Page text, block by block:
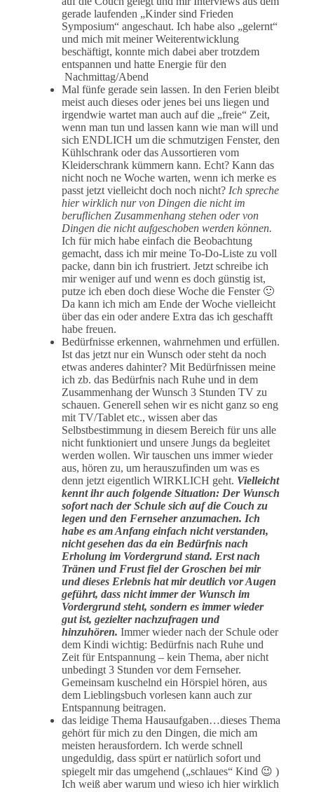
gerade laufenden „Kinder sind Frieden
Symposium“ angeschaut. Ich habe also „gelernt“
und mich mit meiner Weiterentwicklung
beschäftigt, konnte mich dabei aber trotzdem
entspannen und hatte Energie für den
Nachmittag/Abend
Mal fünfe gerade sein lassen. In den Ferien bleibt
meist auch dieses oder jenes bei uns liegen und
irgendwie wartet man auch auf die „freie“ Zeit,
wenn man tun und lassen kann wie man will und
sich ENDLICH um die schmutzigen Fenster, den
Kühlschrank oder das Aussortieren vom
Kleiderschrank kümmern kann. Echt? Kann das
nicht noch ne Woche warten, wenn ich merke es
passt jetzt vielleicht doch noch nicht? Ich spreche
hier wirklich nur von Dingen die nicht im
beruflichen Zusammenhang stehen oder von
Dingen die nicht aufgeschoben werden können.
Ich für mich habe einfach die Beobachtung
gemacht, dass ich mir meine To-Do-Liste zu voll
packe, dann bin ich frustriert. Jetzt schreibe ich
mir weniger auf und wenn es doch günstig ist,
putze ich eben doch diese Woche die Fenster 🙂
Da kann ich mich am Ende der Woche vielleicht
über das ein oder andere Extra das ich geschafft
habe freuen.
Bedürfnisse erkennen, wahrnehmen und erfüllen.
Ist das jetzt nur ein Wunsch oder steht da noch
etwas anderes dahinter? Mit Bedürfnissen meine
ich zb. das Bedürfnis nach Ruhe und in dem
Zusammenhang der Wunsch 3 Stunden TV zu
schauen. Generell sehen wir es nicht ganz so eng
mit TV/Tablet etc., wissen aber das
Selbstbestimmung in diesem Bereich für uns alle
nicht funktioniert und unsere Jungs da begleitet
werden wollen. Wir tauschen uns immer wieder
aus, hören zu, um herauszufinden um was es
denn jetzt eigentlich WIRKLICH geht. Vielleicht
kennt ihr auch folgende Situation: Der Wunsch
sofort nach der Schule sich auf die Couch zu
legen und den Fernseher anzumachen. Ich
habe es am Anfang einfach nicht verstanden,
nicht gesehen das da ein Bedürfnis nach
Erholung im Vordergrund stand. Erst nach
Tränen und Frust fiel der Groschen bei mir
und dieses Erlebnis hat mir deutlich vor Augen
geführt, dass nicht immer der Wunsch im
Vordergrund steht, sondern es immer wieder
gut ist, gezielter nachzufragen und
hinzuhören. Immer wieder nach der Schule oder
dem Kindi wichtig: Bedürfnis nach Ruhe und
Zeit für Entspannung – kein Thema, aber nicht
unbedingt 3 Stunden vor dem Fernseher.
Gemeinsam kuschelnd ein Hörspiel hören, aus
dem Lieblingsbuch vorlesen kann auch zur
Entspannung beitragen.
das leidige Thema Hausaufgaben…dieses Thema
gehört für mich zu den Dingen, die mich am
meisten herausfordern. Ich werde schnell
ungeduldig, dass spürt er natürlich sofort und
spiegelt mir das umgehend („schlaues“ Kind 😉 )
Ich weiß aber warum und wieso ich hier wirklich